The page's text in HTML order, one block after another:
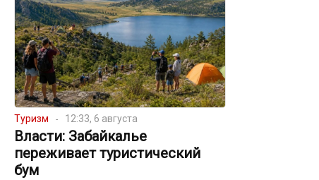
Туризм 12:33, 6 августа
Власти: Забайкалье
переживает туристический
бум